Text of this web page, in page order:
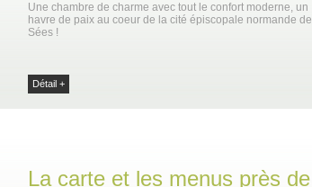
Une chambre de charme avec tout le confort moderne, un
havre de paix au coeur de la cité épiscopale normande de
Sées !
Détail +
La carte et les menus près de